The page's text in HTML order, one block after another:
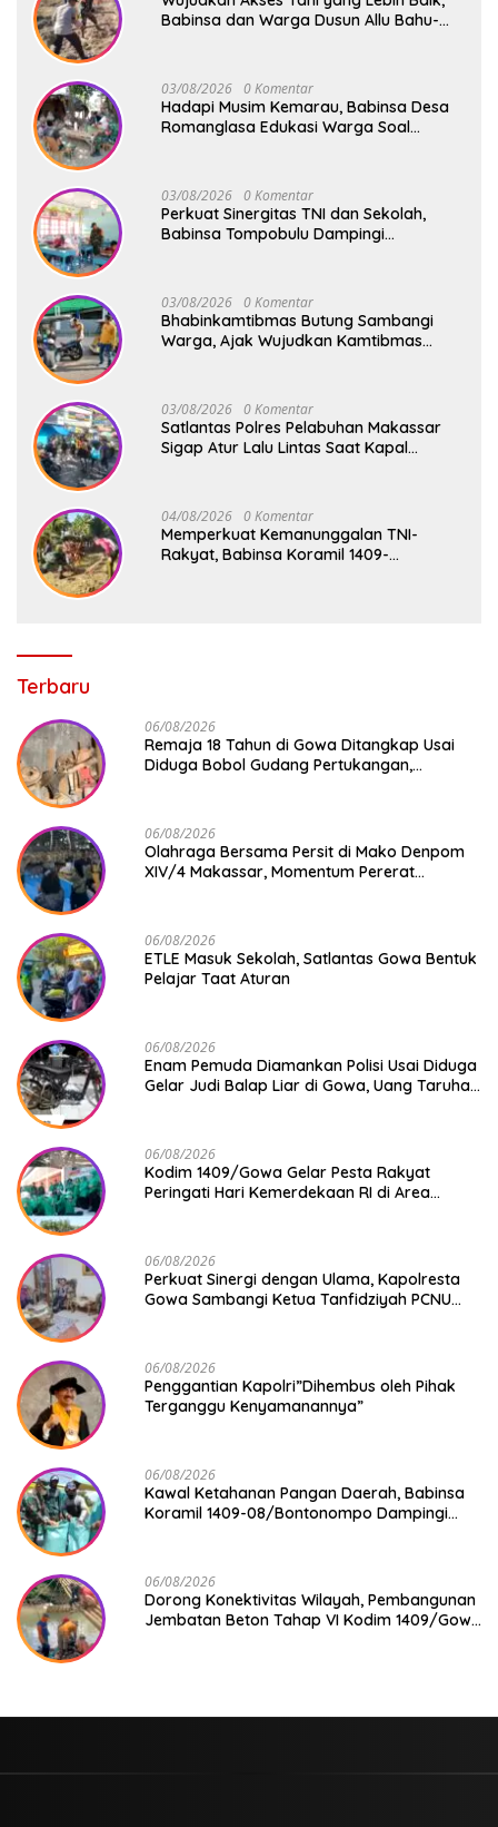
Babinsa dan Warga Dusun Allu Bahu-
03/08/2026 0 Komentar
Hadapi Musim Kemarau, Babinsa Desa
Romanglasa Edukasi Warga Soal
03/08/2026 0 Komentar
Perkuat Sinergitas TNI dan Sekolah,
Babinsa Tompobulu Dampingi
03/08/2026 0 Komentar
Bhabinkamtibmas Butung Sambangi
Warga, Ajak Wujudkan Kamtibmas
03/08/2026 0 Komentar
Satlantas Polres Pelabuhan Makassar
Sigap Atur Lalu Lintas Saat Kapal
04/08/2026 0 Komentar
Memperkuat Kemanunggalan TNI-
Rakyat, Babinsa Koramil 1409-
Terbaru
06/08/2026
Remaja 18 Tahun di Gowa Ditangkap Usai
Diduga Bobol Gudang Pertukangan,
06/08/2026
Olahraga Bersama Persit di Mako Denpom
XIV/4 Makassar, Momentum Pererat
06/08/2026
ETLE Masuk Sekolah, Satlantas Gowa Bentuk
Pelajar Taat Aturan
06/08/2026
Enam Pemuda Diamankan Polisi Usai Diduga
Gelar Judi Balap Liar di Gowa, Uang Taruhan
06/08/2026
Kodim 1409/Gowa Gelar Pesta Rakyat
Peringati Hari Kemerdekaan RI di Area
06/08/2026
Perkuat Sinergi dengan Ulama, Kapolresta
Gowa Sambangi Ketua Tanfidziyah PCNU
06/08/2026
Penggantian Kapolri”Dihembus oleh Pihak
Terganggu Kenyamanannya”
06/08/2026
Kawal Ketahanan Pangan Daerah, Babinsa
Koramil 1409-08/Bontonompo Dampingi
06/08/2026
Dorong Konektivitas Wilayah, Pembangunan
Jembatan Beton Tahap VI Kodim 1409/Gowa